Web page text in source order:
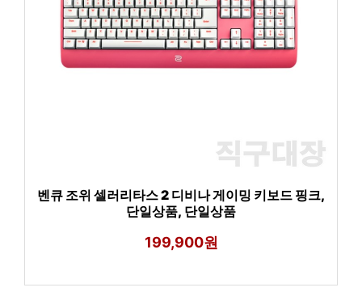
벤큐 조위 셀러리타스 2 디비나 게이밍 키보드 핑크,
단일상품, 단일상품
199,900원